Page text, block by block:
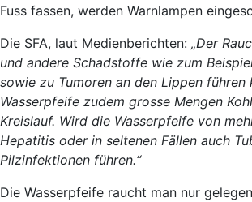
Fuss fassen, werden Warnlampen
Die SFA, laut Medienberichten: „Der
und andere Schadstoffe wie zum
sowie zu Tumoren an den Lippen
Wasserpfeife zudem grosse Mengen
Kreislauf. Wird die Wasserpfeife von
Hepatitis oder in seltenen Fällen auch
Pilzinfektionen führen.“
Die Wasserpfeife raucht man nur